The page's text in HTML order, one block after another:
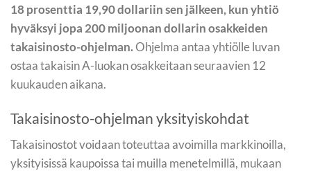
18 prosenttia 19,90 dollariin sen jälkeen, kun yhtiö
hyväksyi jopa 200 miljoonan dollarin osakkeiden
takaisinosto-ohjelman.Ohjelma antaa yhtiölle luvan
ostaa takaisin A-luokan osakkeitaan seuraavien 12
kuukauden aikana.
Takaisinosto-ohjelman yksityiskohdat
Takaisinostot voidaan toteuttaa avoimilla markkinoilla,
yksityisissä kaupoissa tai muilla menetelmillä, mukaan